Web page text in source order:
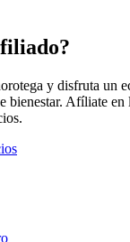
y disfruta un
bienestar. Afíliate en